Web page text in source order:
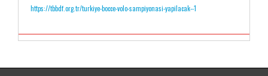
https://tbbdf.org.tr/turkiye-bocce-volo-sampiyonasi-yapilacak--1